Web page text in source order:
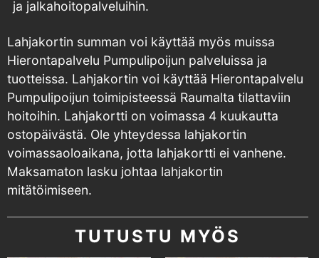
ja jalkahoitopalveluihin.
Lahjakortin summan voi käyttää myös muissa
Hierontapalvelu Pumpulipoijun palveluissa ja
tuotteissa. Lahjakortin voi käyttää Hierontapalvelu
Pumpulipoijun toimipisteessä Raumalta tilattaviin
hoitoihin. Lahjakortti on voimassa 4 kuukautta
ostopäivästä. Ole yhteydessa lahjakortin
voimassaoloaikana, jotta lahjakortti ei vanhene.
Maksamaton lasku johtaa lahjakortin
mitätöimiseen.
TUTUSTU MYÖS